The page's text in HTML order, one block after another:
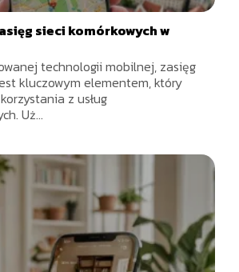
sieci komórkowych w
technologii mobilnej, zasięg
kluczowym elementem, który
z usług
Uż...